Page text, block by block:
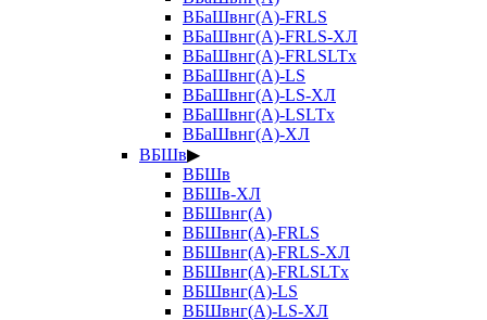
ВБаШвнг(А)-FRLS
ВБаШвнг(А)-FRLS-ХЛ
ВБаШвнг(А)-FRLSLTx
ВБаШвнг(А)-LS
ВБаШвнг(А)-LS-ХЛ
ВБаШвнг(А)-LSLTx
ВБаШвнг(А)-ХЛ
ВБШв▶
ВБШв
ВБШв-ХЛ
ВБШвнг(А)
ВБШвнг(А)-FRLS
ВБШвнг(А)-FRLS-ХЛ
ВБШвнг(А)-FRLSLTx
ВБШвнг(А)-LS
ВБШвнг(А)-LS-ХЛ